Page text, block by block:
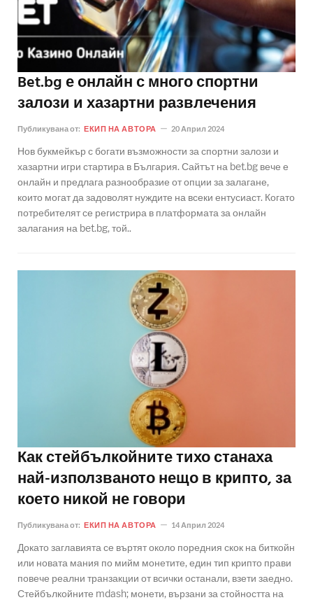
Bet.bg е онлайн с много спортни
залози и хазартни развлечения
Публикувана от: ЕКИП НА АВТОРА 20 Април 2024
Нов букмейкър с богати възможности за спортни залози и
хазартни игри стартира в България. Сайтът на bet.bg вече е
онлайн и предлага разнообразие от опции за залагане,
които могат да задоволят нуждите на всеки ентусиаст. Когато
потребителят се регистрира в платформата за онлайн
залагания на bet.bg, той..
Как стейбълкойните тихо станаха
най-използваното нещо в крипто, за
което никой не говори
Публикувана от: ЕКИП НА АВТОРА 14 Април 2024
Докато заглавията се въртят около поредния скок на биткойн
или новата мания по мийм монетите, един тип крипто прави
повече реални транзакции от всички останали, взети заедно.
Стейбълкойните mdash; монети, вързани за стойността на